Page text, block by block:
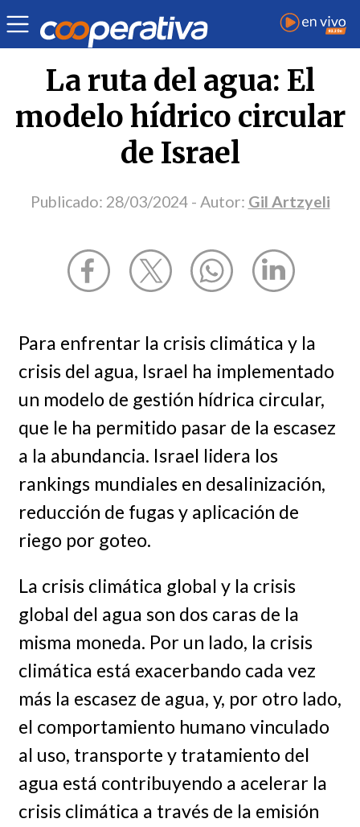
Opinión | Gil Artzyeli
La ruta del agua: El
modelo hídrico circular
de Israel
Publicado: 28/03/2024 - Autor: Gil Artzyeli
Para enfrentar la crisis climática y la
crisis del agua, Israel ha implementado
un modelo de gestión hídrica circular,
que le ha permitido pasar de la escasez
a la abundancia. Israel lidera los
rankings mundiales en desalinización,
reducción de fugas y aplicación de
riego por goteo.
La crisis climática global y la crisis
global del agua son dos caras de la
misma moneda. Por un lado, la crisis
climática está exacerbando cada vez
más la escasez de agua, y, por otro lado,
el comportamiento humano vinculado
al uso, transporte y tratamiento del
agua está contribuyendo a acelerar la
crisis climática a través de la emisión